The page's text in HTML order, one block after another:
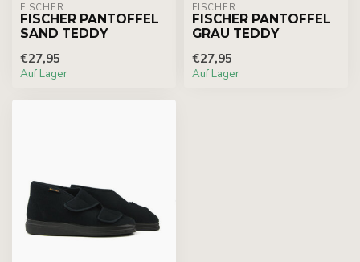
FISCHER
FISCHER PANTOFFEL
SAND TEDDY
€27,95
Auf Lager
FISCHER
FISCHER PANTOFFEL
GRAU TEDDY
€27,95
Auf Lager